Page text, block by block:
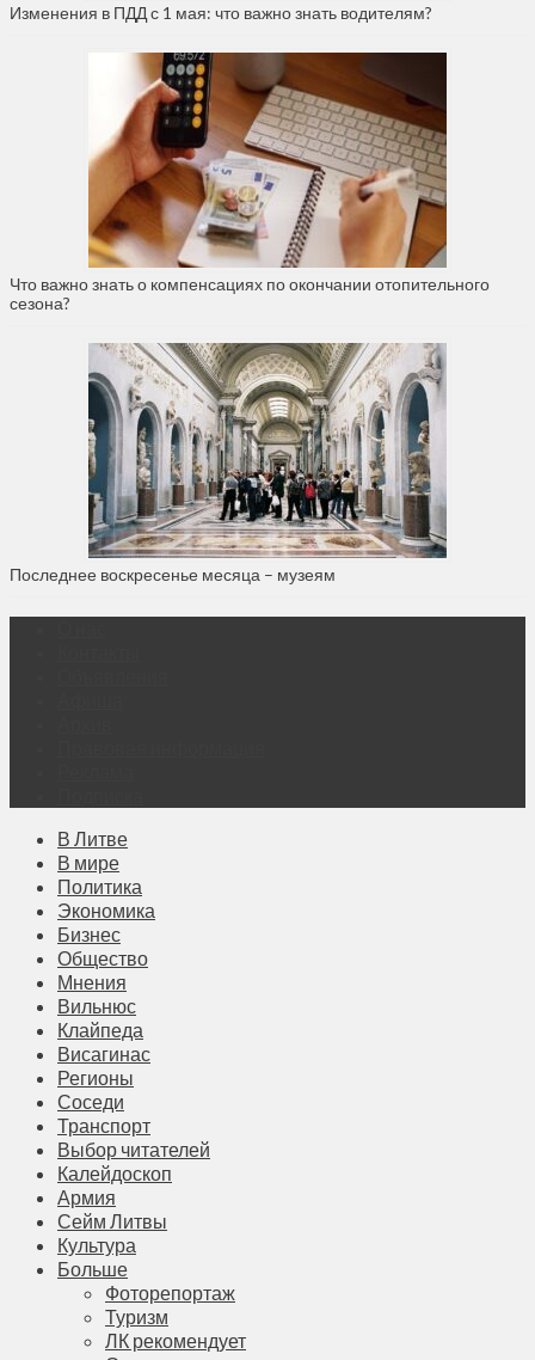
Изменения в ПДД с 1 мая: что важно знать водителям?
Что важно знать о компенсациях по окончании отопительного
сезона?
Последнее воскресенье месяца – музеям
В Литве
В мире
Политика
Экономика
Бизнес
Общество
Мнения
Вильнюс
Клайпеда
Висагинас
Регионы
Соседи
Транспорт
Выбор читателей
Калейдоскоп
Армия
Сейм Литвы
Культура
Больше
Фоторепортаж
Туризм
ЛК рекомендует